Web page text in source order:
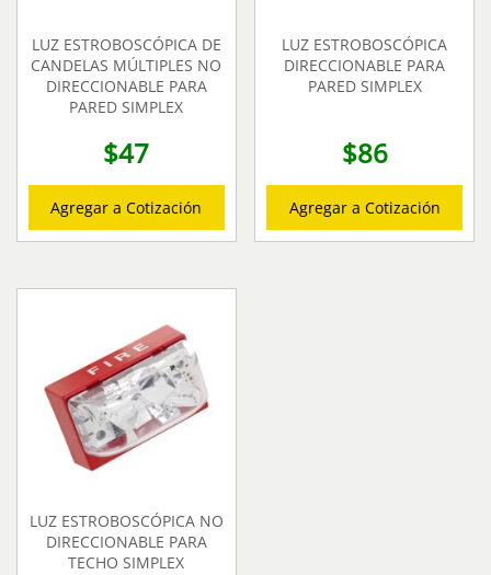
LUZ ESTROBOSCÓPICA DE
CANDELAS MÚLTIPLES NO
DIRECCIONABLE PARA
PARED SIMPLEX
$47
Agregar a Cotización
LUZ ESTROBOSCÓPICA
DIRECCIONABLE PARA
PARED SIMPLEX
$86
Agregar a Cotización
LUZ ESTROBOSCÓPICA NO
DIRECCIONABLE PARA
TECHO SIMPLEX